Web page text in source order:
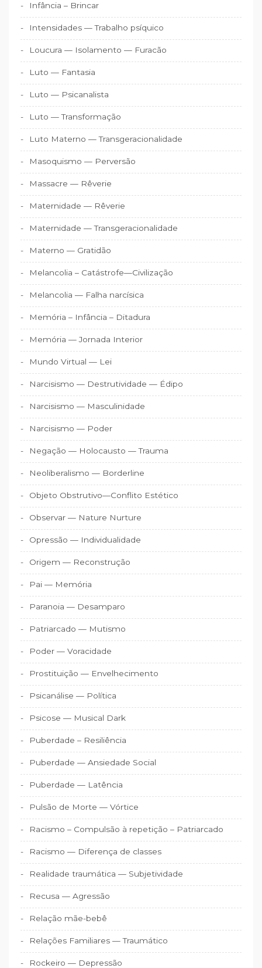
Infância – Brincar
Intensidades — Trabalho psíquico
Loucura — Isolamento — Furacão
Luto — Fantasia
Luto — Psicanalista
Luto — Transformação
Luto Materno — Transgeracionalidade
Masoquismo — Perversão
Massacre — Rêverie
Maternidade — Rêverie
Maternidade — Transgeracionalidade
Materno — Gratidão
Melancolia – Catástrofe—Civilização
Melancolia — Falha narcísica
Memória – Infância – Ditadura
Memória — Jornada Interior
Mundo Virtual — Lei
Narcisismo — Destrutividade — Édipo
Narcisismo — Masculinidade
Narcisismo — Poder
Negação — Holocausto — Trauma
Neoliberalismo — Borderline
Objeto Obstrutivo—Conflito Estético
Observar — Nature Nurture
Opressão — Individualidade
Origem — Reconstrução
Pai — Memória
Paranoia — Desamparo
Patriarcado — Mutismo
Poder — Voracidade
Prostituição — Envelhecimento
Psicanálise — Política
Psicose — Musical Dark
Puberdade – Resiliência
Puberdade — Ansiedade Social
Puberdade — Latência
Pulsão de Morte — Vórtice
Racismo – Compulsão à repetição – Patriarcado
Racismo — Diferença de classes
Realidade traumática — Subjetividade
Recusa — Agressão
Relação mãe-bebê
Relações Familiares — Traumático
Rockeiro — Depressão